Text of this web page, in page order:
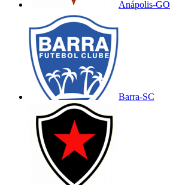
Anápolis-GO
Barra-SC